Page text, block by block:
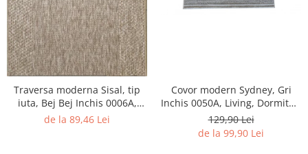
Traversa moderna Sisal, tip
iuta, Bej Bej Inchis 0006A,
Living, Dormitor, Hol,
de la 89,46 Lei
Covor modern Sydney, Gri
Inchis 0050A, Living, Dormitor,
Hol, Bucatarie, 200 x 290 cm
129,90 Lei
de la 99,90 Lei